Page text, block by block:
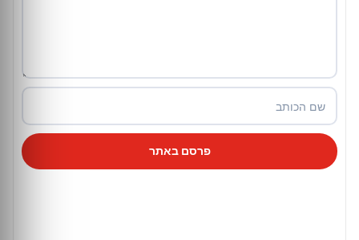
פרסם באתר